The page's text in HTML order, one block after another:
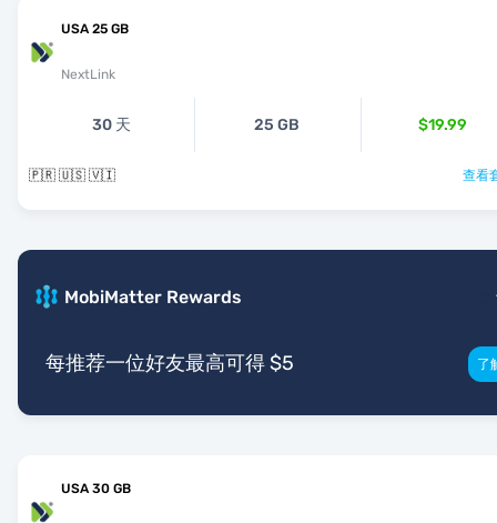
USA 25 GB
NextLink
30 天 25 GB $19.99
🇵🇷 🇺🇸 🇻🇮 查看
MobiMatter Rewards
每推荐一位好友最高可得 $5 了
USA 30 GB